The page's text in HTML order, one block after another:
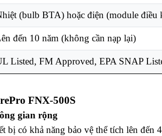
(bulb BTA) hoặc điện (module điều
đến 10 năm (không cần nạp lại)
Listed, FM Approved, EPA SNAP
FNX-500S
gian rộng
bị có khả năng bảo vệ thể tích lên đến